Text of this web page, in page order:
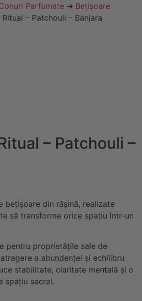
Parfumate ➔ Bețișoare
– Patchouli – Banjara
– Patchouli –
bețișoare din rășină, realizate
să transforme orice spațiu într-un
pentru proprietățile sale de
a abundenței și echilibru
stabilitate, claritate mentală și o
spațiu sacral.